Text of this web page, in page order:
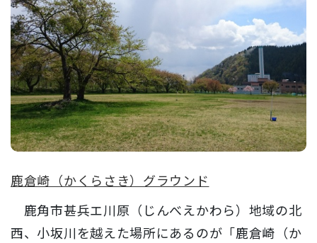
鹿倉崎（かくらさき）グラウンド
鹿角市甚兵エ川原（じんべえかわら）地域の北
西、小坂川を越えた場所にあるのが「鹿倉崎（か